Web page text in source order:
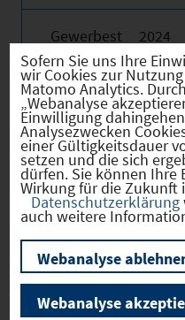
Gewerbest
euerhebes
atz
2024
Hebesatz
der
Grundsteu
er B
2024
Firmenstandorte
Sofern Sie uns Ihre
wir Cookies zur
Matomo Analytics.
„Webanalyse
Einwilligung
Analysezwecken
einer Gültigkeitsdauer
setzen und die sich
dürfen. Sie können
Wirkung für die Zukunft
Datenschutzerklärung
auch weitere
Webanalyse
Webanalyse